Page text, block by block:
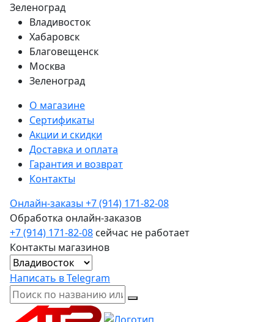
Зеленоград
Владивосток
Хабаровск
Благовещенск
Москва
Зеленоград
О магазине
Сертификаты
Акции и скидки
Доставка и оплата
Гарантия и возврат
Контакты
Онлайн-заказы +7 (914) 171-82-08
Обработка онлайн-заказов
+7 (914) 171-82-08 сейчас не работает
Контакты магазинов
Написать в Telegram